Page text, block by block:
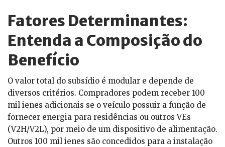
Fatores Determinantes:
Entenda a Composição do
Benefício
O valor total do subsídio é modular e depende de
diversos critérios. Compradores podem receber 100
mil ienes adicionais se o veículo possuir a função de
fornecer energia para residências ou outros VEs
(V2H/V2L), por meio de um dispositivo de alimentação.
Outros 100 mil ienes são concedidos para a instalação